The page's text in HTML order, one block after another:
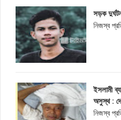
সড়ক
নিজস্ব
ইসলামী
অসুস্থ :
নিজস্ব